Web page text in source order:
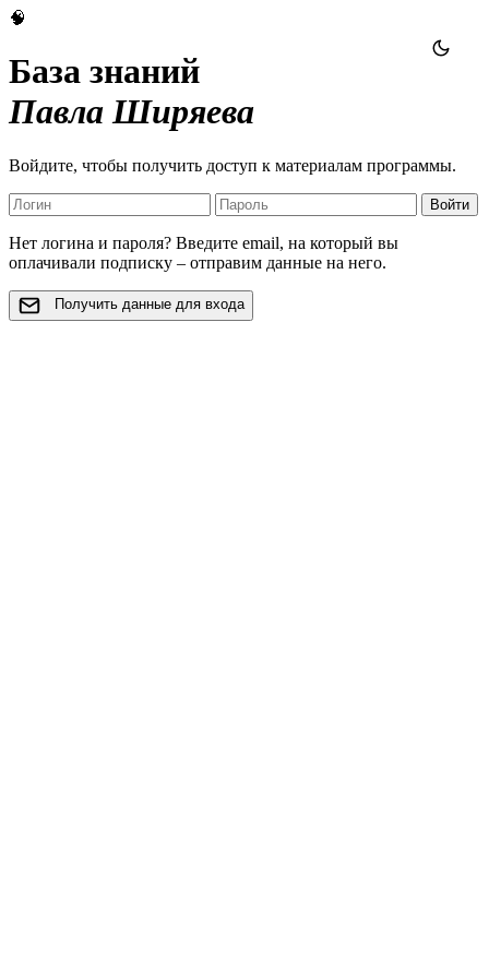
🧠
База знаний
Павла Ширяева
Войдите, чтобы получить доступ к материалам программы.
Войти
Нет логина и пароля? Введите email, на который вы
оплачивали подписку – отправим данные на него.
Получить данные для входа